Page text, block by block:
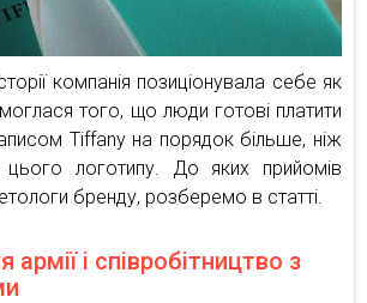
компанія позиціонувала себе як
того, що люди готові платити
Tiffany на порядок більше, ніж
логотипу. До яких прийомів
бренду, розберемо в статті.
і співробітництво з